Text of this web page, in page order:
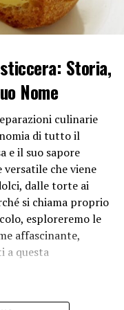
Testare la
Se la torta è cotta
il forno evitando
Questo non
anche di
diventare
Testare la
è anche una
Verificare che
che gli
a temperature
e germi nocivi. In
Storia,
Nome
culinarie
di tutto il
e il suo sapore
che viene
dalle torte ai
si chiama proprio
esploreremo le
affascinante,
a questa